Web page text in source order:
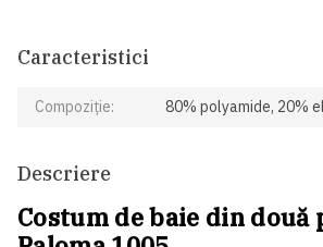
Caracteristici
Compoziție: 80% polyamide, 20%
Descriere
Costum de baie din două